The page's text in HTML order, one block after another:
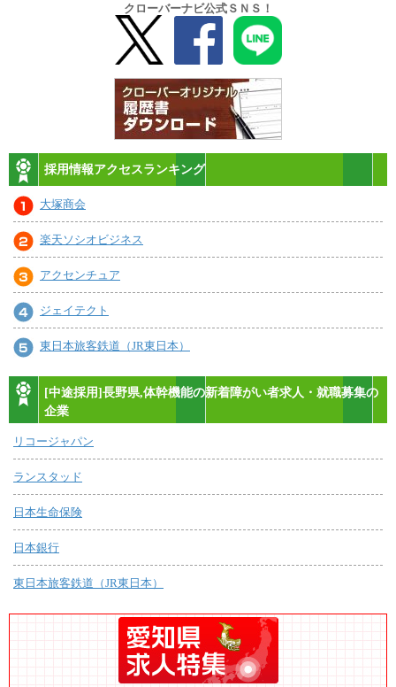
クローバーナビ公式ＳＮＳ！
採用情報アクセスランキング
大塚商会
楽天ソシオビジネス
アクセンチュア
ジェイテクト
東日本旅客鉄道（JR東日本）
[中途採用]長野県,体幹機能の新着障がい者求人・就職募集の
企業
リコージャパン
ランスタッド
日本生命保険
日本銀行
東日本旅客鉄道（JR東日本）